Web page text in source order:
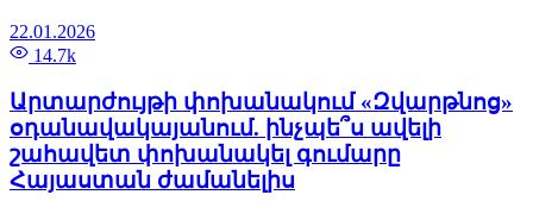
22.01.2026
14.7k
Արտարժույթի փոխանակում «Զվարթնոց»
օդանավակայանում. ինչպե՞ս ավելի
շահավետ փոխանակել գումարը
Հայաստան ժամանելիս